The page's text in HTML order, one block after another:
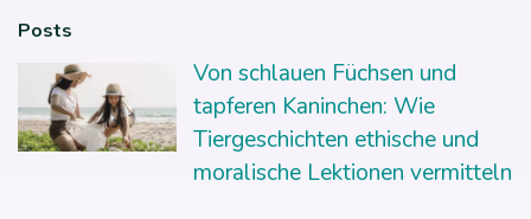
Posts
Von schlauen Füchsen und
tapferen Kaninchen: Wie
Tiergeschichten ethische und
moralische Lektionen vermitteln